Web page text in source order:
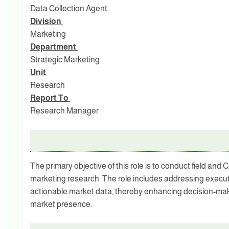
Data Collection Agent
Division
Marketing
Department
Strategic Marketing
Unit
Research
Report To
Research Manager
The primary objective of this role is to conduct field and
marketing research. The role includes addressing
actionable market data, thereby enhancing decision-
market presence.